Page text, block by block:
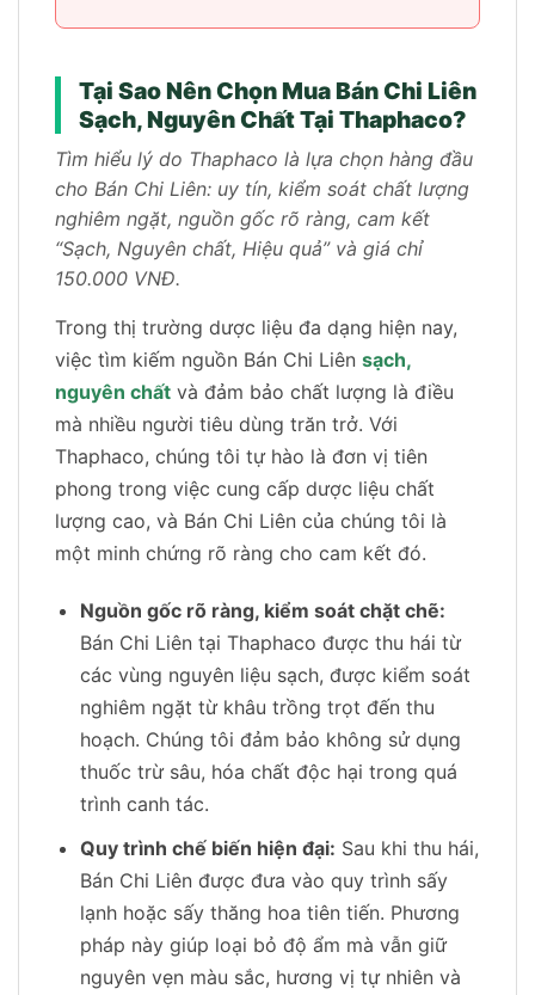
Tại Sao Nên Chọn Mua Bán Chi Liên
Sạch, Nguyên Chất Tại Thaphaco?
Tìm hiểu lý do Thaphaco là lựa chọn hàng đầu
cho Bán Chi Liên: uy tín, kiểm soát chất lượng
nghiêm ngặt, nguồn gốc rõ ràng, cam kết
“Sạch, Nguyên chất, Hiệu quả” và giá chỉ
150.000 VNĐ.
Trong thị trường dược liệu đa dạng hiện nay,
việc tìm kiếm nguồn Bán Chi Liên sạch,
nguyên chất và đảm bảo chất lượng là điều
mà nhiều người tiêu dùng trăn trở. Với
Thaphaco, chúng tôi tự hào là đơn vị tiên
phong trong việc cung cấp dược liệu chất
lượng cao, và Bán Chi Liên của chúng tôi là
một minh chứng rõ ràng cho cam kết đó.
Nguồn gốc rõ ràng, kiểm soát chặt chẽ:
Bán Chi Liên tại Thaphaco được thu hái từ
các vùng nguyên liệu sạch, được kiểm soát
nghiêm ngặt từ khâu trồng trọt đến thu
hoạch. Chúng tôi đảm bảo không sử dụng
thuốc trừ sâu, hóa chất độc hại trong quá
trình canh tác.
Quy trình chế biến hiện đại: Sau khi thu hái,
Bán Chi Liên được đưa vào quy trình sấy
lạnh hoặc sấy thăng hoa tiên tiến. Phương
pháp này giúp loại bỏ độ ẩm mà vẫn giữ
nguyên vẹn màu sắc, hương vị tự nhiên và